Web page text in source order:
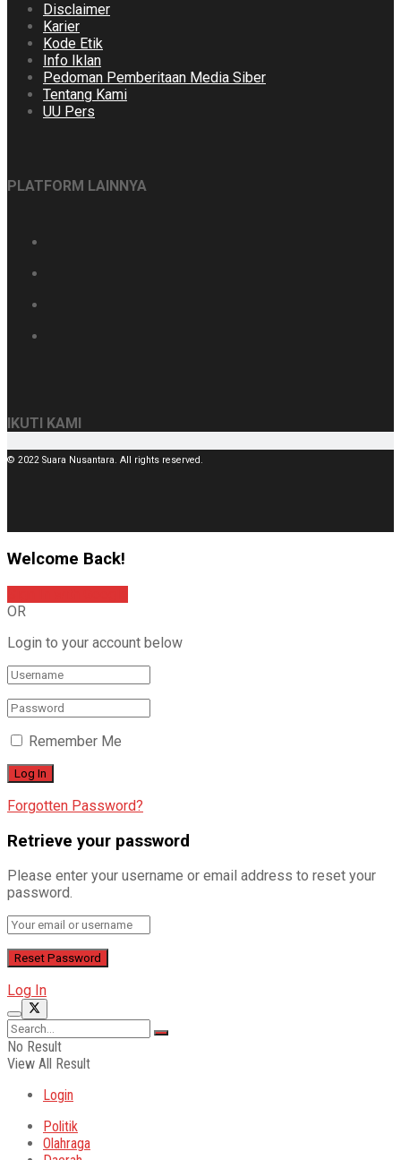
Disclaimer
Karier
Kode Etik
Info Iklan
Pedoman Pemberitaan Media Siber
Tentang Kami
UU Pers
PLATFORM LAINNYA
IKUTI KAMI
© 2022 Suara Nusantara. All rights reserved.
Welcome Back!
OR
Login to your account below
Remember Me
Forgotten Password?
Retrieve your password
Please enter your username or email address to reset your
password.
Log In
No Result
View All Result
Login
Politik
Olahraga